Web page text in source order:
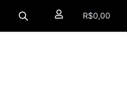
R$0,00